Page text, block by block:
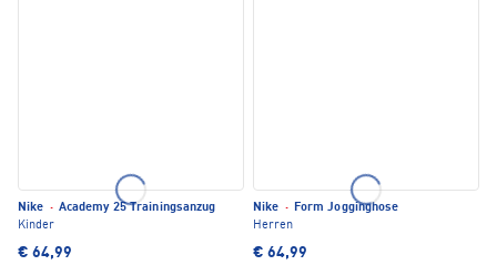
Nike · Academy 25 Trainingsanzug
Kinder
€ 64,99
Nike · Form Jogginghose
Herren
€ 64,99